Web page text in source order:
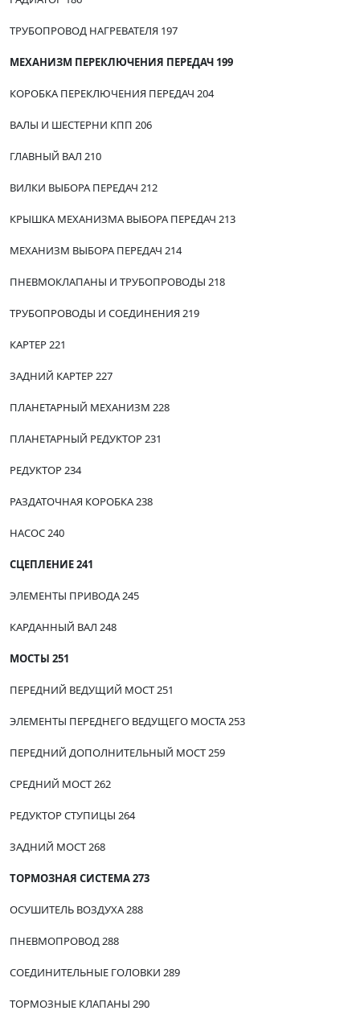
ТРУБОПРОВОД НАГРЕВАТЕЛЯ 197
МЕХАНИЗМ ПЕРЕКЛЮЧЕНИЯ ПЕРЕДАЧ 199
КОРОБКА ПЕРЕКЛЮЧЕНИЯ ПЕРЕДАЧ 204
ВАЛЫ И ШЕСТЕРНИ КПП 206
ГЛАВНЫЙ ВАЛ 210
ВИЛКИ ВЫБОРА ПЕРЕДАЧ 212
КРЫШКА МЕХАНИЗМА ВЫБОРА ПЕРЕДАЧ 213
МЕХАНИЗМ ВЫБОРА ПЕРЕДАЧ 214
ПНЕВМОКЛАПАНЫ И ТРУБОПРОВОДЫ 218
ТРУБОПРОВОДЫ И СОЕДИНЕНИЯ 219
КАРТЕР 221
ЗАДНИЙ КАРТЕР 227
ПЛАНЕТАРНЫЙ МЕХАНИЗМ 228
ПЛАНЕТАРНЫЙ РЕДУКТОР 231
РЕДУКТОР 234
РАЗДАТОЧНАЯ КОРОБКА 238
НАСОС 240
СЦЕПЛЕНИЕ 241
ЭЛЕМЕНТЫ ПРИВОДА 245
КАРДАННЫЙ ВАЛ 248
МОСТЫ 251
ПЕРЕДНИЙ ВЕДУЩИЙ МОСТ 251
ЭЛЕМЕНТЫ ПЕРЕДНЕГО ВЕДУЩЕГО МОСТА 253
ПЕРЕДНИЙ ДОПОЛНИТЕЛЬНЫЙ МОСТ 259
СРЕДНИЙ МОСТ 262
РЕДУКТОР СТУПИЦЫ 264
ЗАДНИЙ МОСТ 268
ТОРМОЗНАЯ СИСТЕМА 273
ОСУШИТЕЛЬ ВОЗДУХА 288
ПНЕВМОПРОВОД 288
СОЕДИНИТЕЛЬНЫЕ ГОЛОВКИ 289
ТОРМОЗНЫЕ КЛАПАНЫ 290